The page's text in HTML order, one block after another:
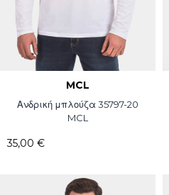
MCL
Ανδρική μπλούζα 35797-20
MCL
35,00 €